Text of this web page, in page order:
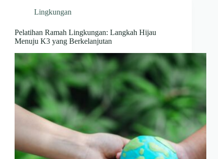
Lingkungan
Pelatihan Ramah Lingkungan: Langkah Hijau
Menuju K3 yang Berkelanjutan